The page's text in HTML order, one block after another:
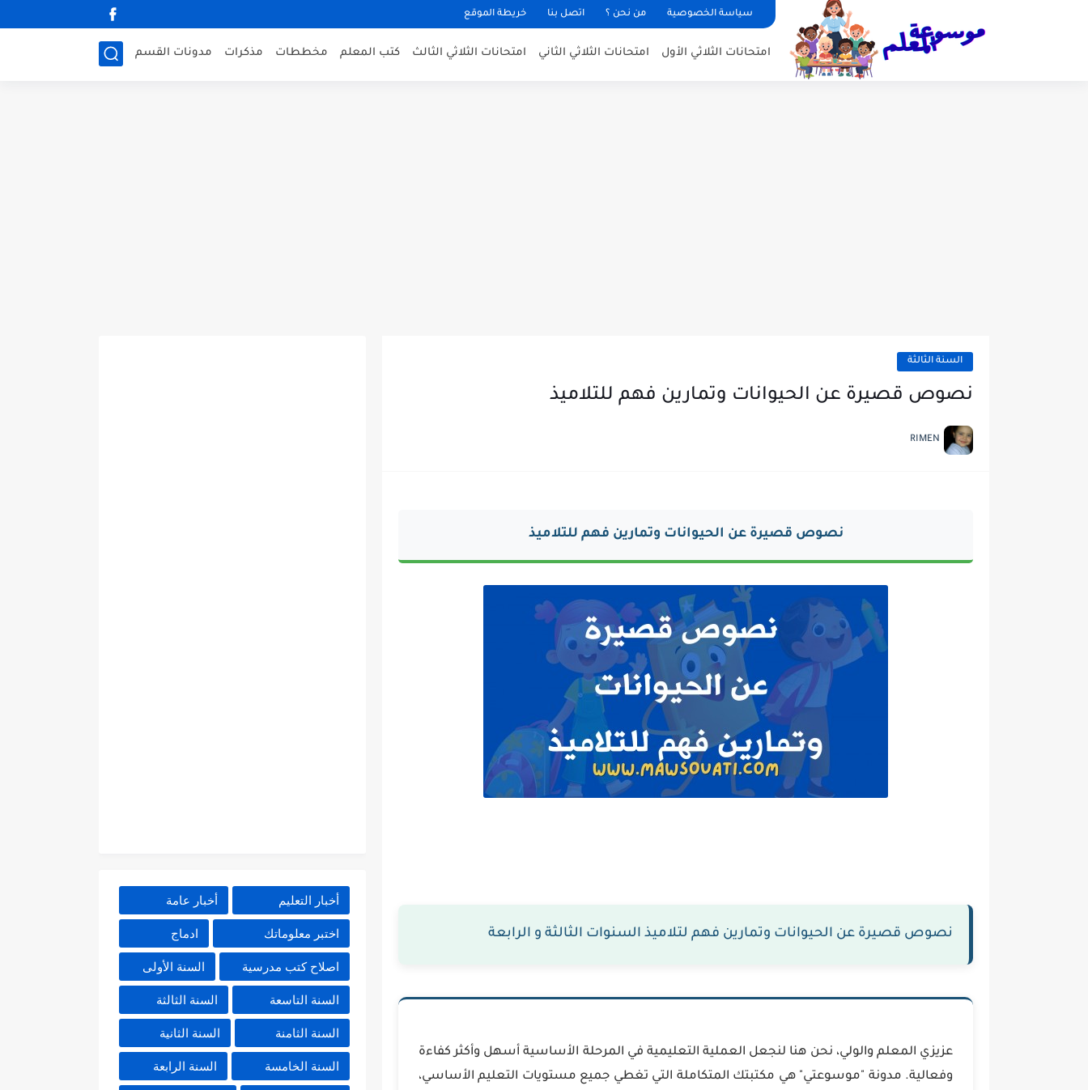
سياسة الخصوصية من نحن ؟ اتصل بنا خريطة الموقع
امتحانات الثلاثي الأول امتحانات الثلاثي الثاني امتحانات الثلاثي الثالث كتب المعلم مخططات مذكرات مدونات القسم
السنة الثالثة
نصوص قصيرة عن الحيوانات وتمارين فهم للتلاميذ
RIMEN
نصوص قصيرة عن الحيوانات وتمارين فهم للتلاميذ
نصوص قصيرة عن الحيوانات وتمارين فهم لتلاميذ السنوات الثالثة و الرابعة
عزيزي المعلم والولي، نحن هنا لنجعل العملية التعليمية في المرحلة الأساسية أسهل وأكثر كفاءة
وفعالية. مدونة "موسوعتي" هي مكتبتك المتكاملة التي تغطي جميع مستويات التعليم الأساسي،
أخبار التعليم أخبار عامة
اختبر معلوماتك ادماج
اصلاح كتب مدرسية السنة الأولى
السنة التاسعة السنة الثالثة
السنة الثامنة السنة الثانية
السنة الخامسة السنة الرابعة